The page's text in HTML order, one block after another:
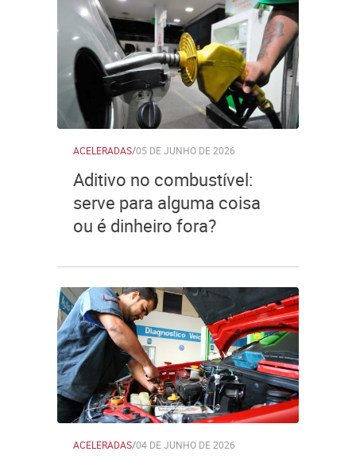
ACELERADAS/05 DE JUNHO DE 2026
Aditivo no combustível:
serve para alguma coisa
ou é dinheiro fora?
ACELERADAS/04 DE JUNHO DE 2026